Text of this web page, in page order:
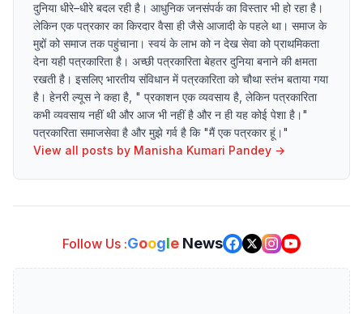
दुनिया धीरे–धीरे बदल रही है। आधुनिक जनसंपर्क का विस्तार भी हो रहा है।
लेकिन एक पत्रकार का किरदार वैसा ही जैसे आजादी के पहले था। समाज के
मुद्दों को समाज तक पहुंचाना। स्वयं के लाभ को न देख सेवा को प्राथमिकता
देना यही पत्रकारिता है। अच्छी पत्रकारिता बेहतर दुनिया बनाने की क्षमता
रखती है। इसलिए भारतीय संविधान में पत्रकारिता को चौथा स्तंभ बताया गया
है। हेनरी ल्यूस ने कहा है, " प्रकाशन एक व्यवसाय है, लेकिन पत्रकारिता
कभी व्यवसाय नहीं थी और आज भी नहीं है और न ही यह कोई पेशा है।"
पत्रकारिता समाजसेवा है और मुझे गर्व है कि "मैं एक पत्रकार हूं।"
View all posts by Manisha Kumari Pandey →
Follow Us :Google News